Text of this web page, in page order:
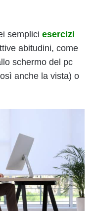
semplici esercizi
abitudini, come
schermo del pc
anche la vista) o